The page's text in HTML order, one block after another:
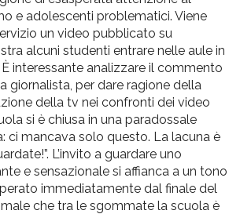
e adolescenti problematici. Viene
un video pubblicato su
alcuni studenti entrare nelle aule in
interessante analizzare il commento
giornalista, per dare ragione della
della tv nei confronti dei video
si è chiusa in una paradossale
ci mancava solo questo. La lacuna è
L’invito a guardare uno
e sensazionale si affianca a un tono
immediatamente dal finale del
male che tra le sgommate la scuola è